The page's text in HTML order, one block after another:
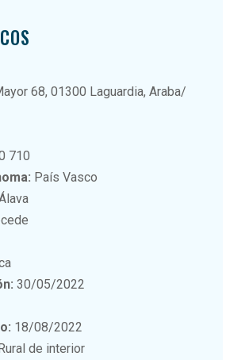
68, 01300 Laguardia, Araba/
710
País Vasco
30/05/2022
18/08/2022
de interior